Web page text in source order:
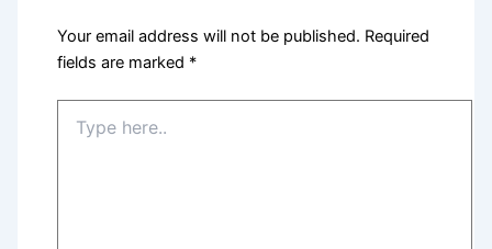
Your email address will not be published. Required
fields are marked *
here..